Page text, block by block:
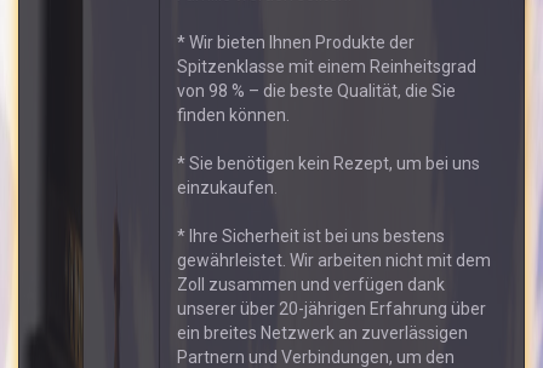
* Wir bieten Ihnen Produkte der
Spitzenklasse mit einem Reinheitsgrad
von 98 % – die beste Qualität, die Sie
finden können.
* Sie benötigen kein Rezept, um bei uns
einzukaufen.
* Ihre Sicherheit ist bei uns bestens
gewährleistet. Wir arbeiten nicht mit dem
Zoll zusammen und verfügen dank
unserer über 20-jährigen Erfahrung über
ein breites Netzwerk an zuverlässigen
Partnern und Verbindungen, um den